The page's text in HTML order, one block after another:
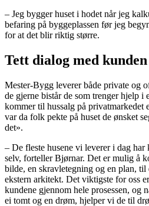
– Jeg bygger huset i hodet når jeg
befaring på byggeplassen før jeg
for at det blir riktig større.
Tett dialog med kunden
Mester-Bygg leverer både private og
de gjerne bistår de som trenger hjelp i
kommer til hussalg på privatmarkedet
var da folk pekte på huset de ønsket
det».
– De fleste husene vi leverer i dag
selv, forteller Bjørnar. Det er mulig å
bilde, en skravletegning og en plan, til
ekstern arkitekt. Det viktigste for oss
kundene gjennom hele prosessen, og
ei tomt og en drøm, hjelper vi de til